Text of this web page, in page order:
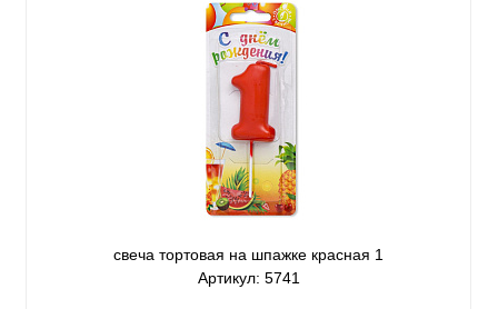
свеча тортовая на шпажке красная 1
Артикул: 5741